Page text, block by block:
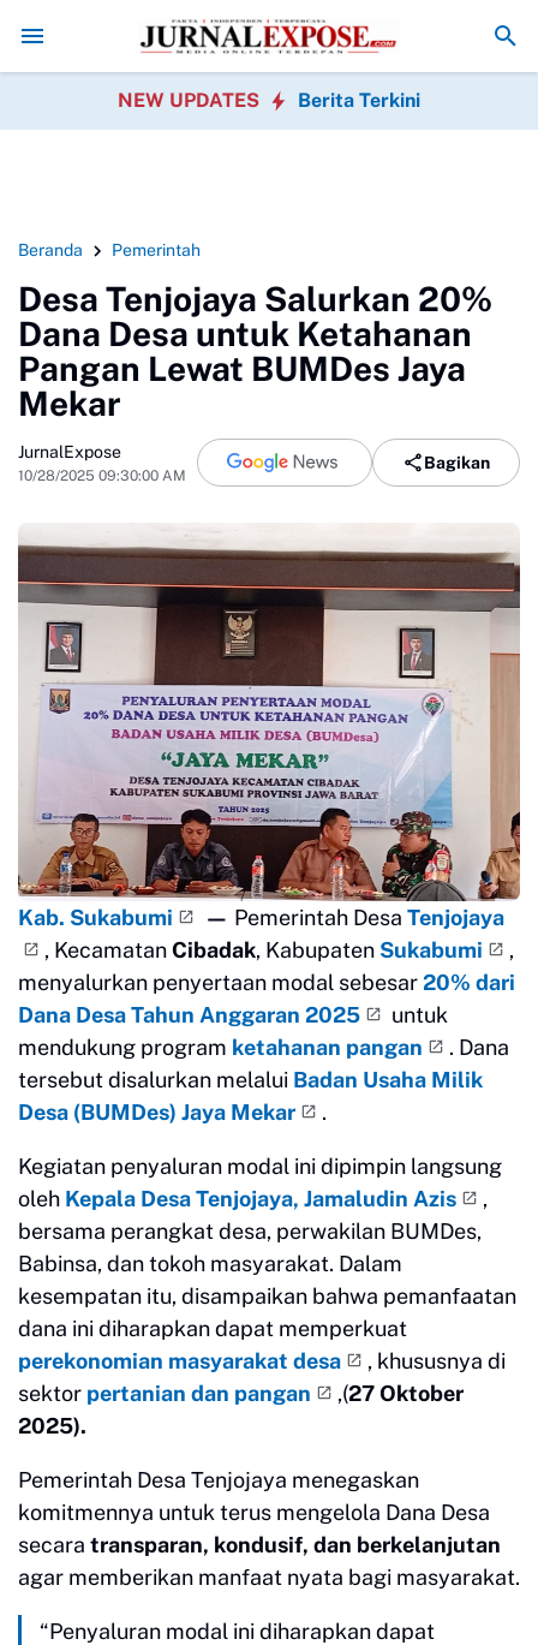
Aktivitas Pengisian BBM BojongOrang Tua Tiga SDN Keluhkan
NEW UPDATES Berita Terkini
Beranda Pemerintah
Desa Tenjojaya Salurkan 20%
Dana Desa untuk Ketahanan
Pangan Lewat BUMDes Jaya
Mekar
JurnalExpose
10/28/2025 09:30:00 AM
Bagikan
Kab. Sukabumi — Pemerintah Desa Tenjojaya
, KecamatanCibadak, Kabupaten Sukabumi
,
menyalurkan penyertaan modal sebesar20% dari
Dana Desa Tahun Anggaran 2025
untuk
mendukung program ketahanan pangan
. Dana
tersebut disalurkan melalui Badan Usaha Milik
Desa (BUMDes) Jaya Mekar
.
Kegiatan penyaluran modal ini dipimpin langsung
oleh Kepala Desa Tenjojaya, Jamaludin Azis
,
bersama perangkat desa, perwakilan BUMDes,
Babinsa, dan tokoh masyarakat. Dalam
kesempatan itu, disampaikan bahwa pemanfaatan
dana ini diharapkan dapat memperkuat
perekonomian masyarakat desa
, khususnya di
sektor pertanian dan pangan ,(27 Oktober
2025).
Pemerintah Desa Tenjojaya menegaskan
komitmennya untuk terus mengelola Dana Desa
secara transparan, kondusif, dan berkelanjutan
agar memberikan manfaat nyata bagi masyarakat.
“Penyaluran modal ini diharapkan dapat